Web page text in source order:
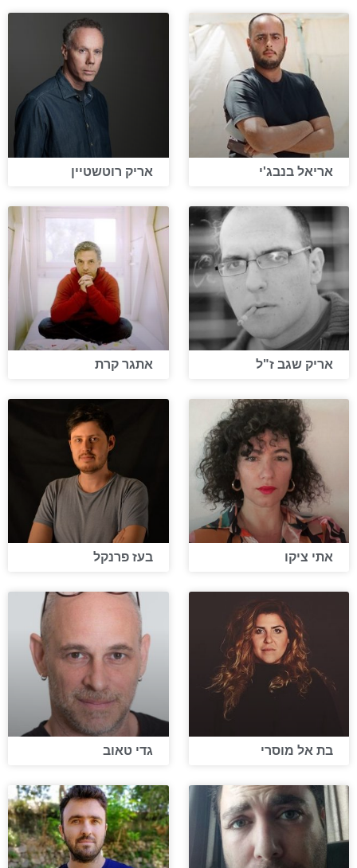
אריאל בנבג'י אריק רוטשטיין
אריק שגב ז"ל אתגר קרת
אתי ציקו בעז פרנקל
בת אל מוסרי גדי טאוב